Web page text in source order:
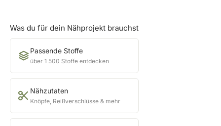
Was du für dein Nähprojekt brauchst
Passende Stoffe
über 1 500 Stoffe entdecken
Nähzutaten
Knöpfe, Reißverschlüsse & mehr